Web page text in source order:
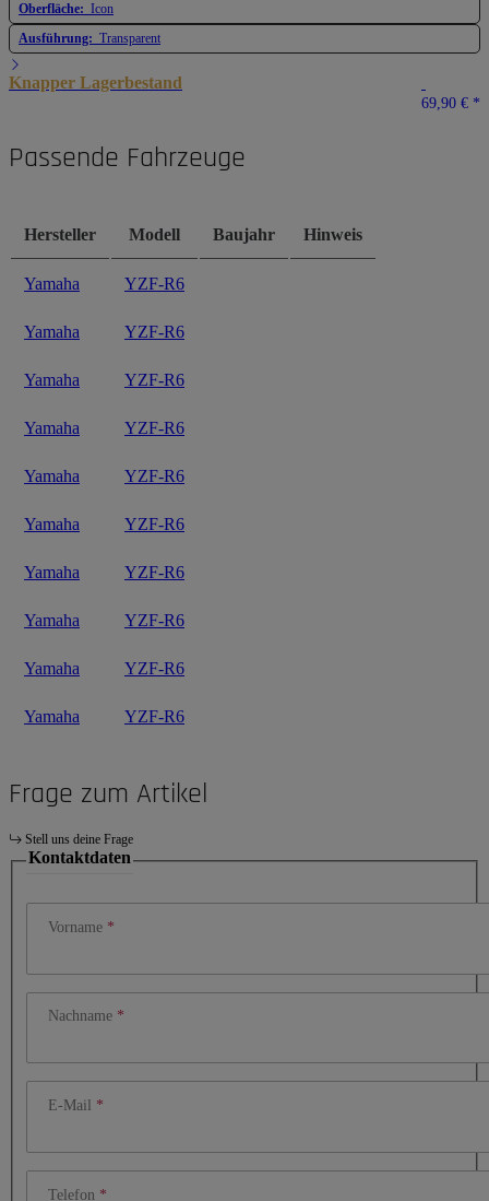
Oberfläche: Icon
Ausführung: Transparent
Knapper Lagerbestand
69,90 € *
Passende Fahrzeuge
Hersteller Modell Baujahr Hinweis
Yamaha YZF-R6
Yamaha YZF-R6
Yamaha YZF-R6
Yamaha YZF-R6
Yamaha YZF-R6
Yamaha YZF-R6
Yamaha YZF-R6
Yamaha YZF-R6
Yamaha YZF-R6
Yamaha YZF-R6
Frage zum Artikel
Stell uns deine Frage
Kontaktdaten
Vorname
Nachname
E-Mail
Telefon